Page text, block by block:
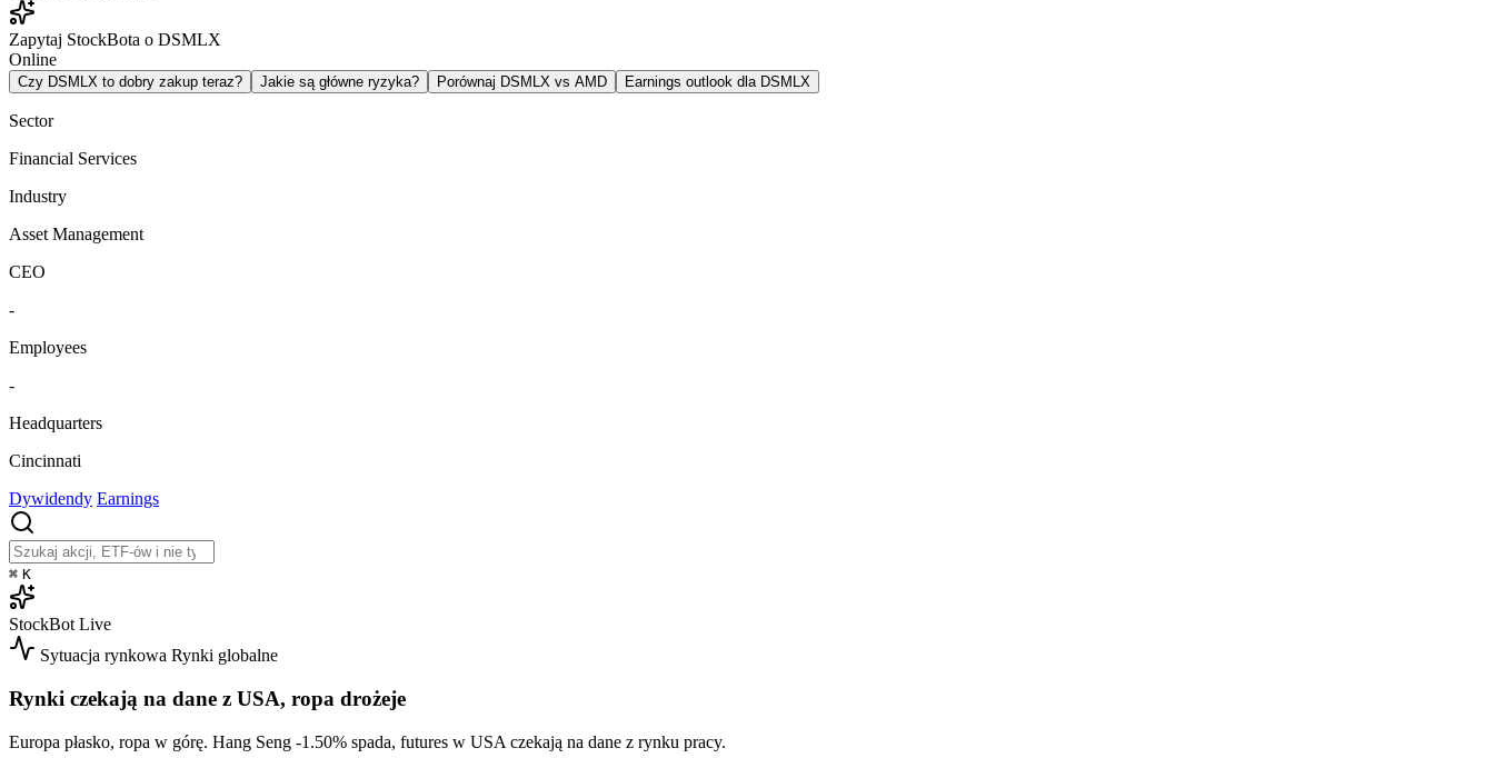
Zapytaj StockBota o DSMLX
Online
Czy DSMLX to dobry zakup teraz? Jakie są główne ryzyka? Porównaj DSMLX vs AMD Earnings outlook dla DSMLX
Sector
Financial Services
Industry
Asset Management
CEO
-
Employees
-
Headquarters
Cincinnati
Dywidendy Earnings
⌘ K
StockBot Live
Sytuacja rynkowa Rynki globalne
Rynki czekają na dane z USA, ropa drożeje
Europa płasko, ropa w górę. Hang Seng -1.50% spada, futures w USA czekają na dane z rynku pracy.